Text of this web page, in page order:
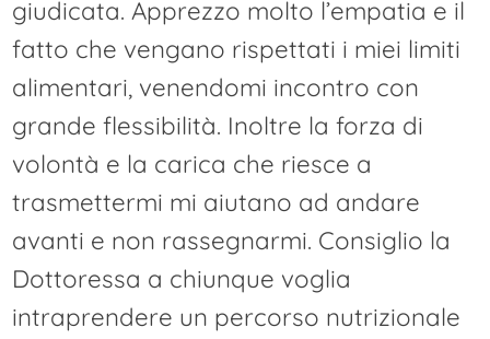
giudicata. Apprezzo molto l’empatia e il
fatto che vengano rispettati i miei limiti
alimentari, venendomi incontro con
grande flessibilità. Inoltre la forza di
volontà e la carica che riesce a
trasmettermi mi aiutano ad andare
avanti e non rassegnarmi. Consiglio la
Dottoressa a chiunque voglia
intraprendere un percorso nutrizionale